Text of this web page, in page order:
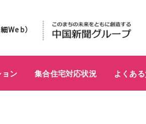
Web）
ョン 集合住宅対応状況 よくある